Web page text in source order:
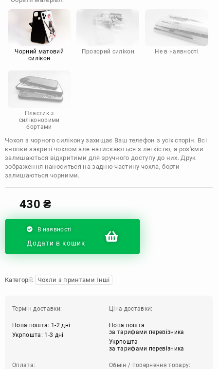
Doogee
Infinix
Sony
Motorola
Чорний матовий
силікон
Прозорий силікон Не в наявності
Пластик з
силіконовими
бортами
Чохол з чорного силікону захищає Ваш телефон з усіх сторін. Всі
кнопки закриті чохлом але натискаються з легкістю, а роз'єми
залишаються відкритими для зручного доступу до них. Друк
зображення наноситься на задню частину чохла, борти
залишаються чорними.
430₴
В наявності
Додати в кошик
Категорії: Чохли з принтами Інші
Термін доставки:
Нова пошта: 1-2 дні
Укрпошта: 1-3 дні
Ціна доставки:
Нова пошта
за тарифами перевізника
Укрпошта
за тарифами перевізника
Оплата: Обмін / повернення товару: